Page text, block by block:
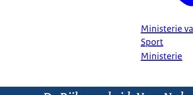
Ministerie
Sport
Ministerie